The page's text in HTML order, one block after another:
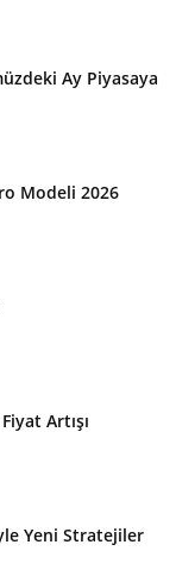
Ay Piyasaya
Modeli 2026
Artışı
Yeni Stratejiler